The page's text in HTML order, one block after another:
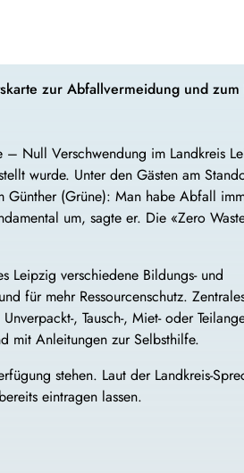
zur Abfallvermeidung und zum
– Null Verschwendung im Landkreis
wurde. Unter den Gästen am
Günther (Grüne): Man habe Abfall
um, sagte er. Die «Zero
Leipzig verschiedene Bildungs- und
für mehr Ressourcenschutz.
, Tausch-, Miet- oder
mit Anleitungen zur Selbsthilfe.
stehen. Laut der Landkreis-
eintragen lassen.